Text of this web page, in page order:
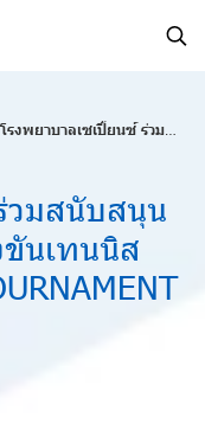
โรงพยาบาลเซเปี้ยนซ์ ร่วมสนับสนุนทางการแพทย์ การแข่งขันเทนนิส RACKET SENIORS TOURNAMENT ครั้งที่ 4/2568
วมสนับสนุน
นเทนนิส